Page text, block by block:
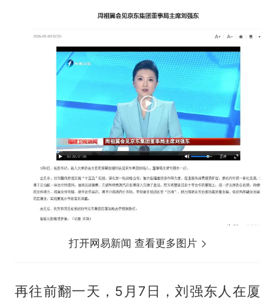
打开网易新闻 查看更多图片
再往前翻一天，5月7日，刘强东人在厦